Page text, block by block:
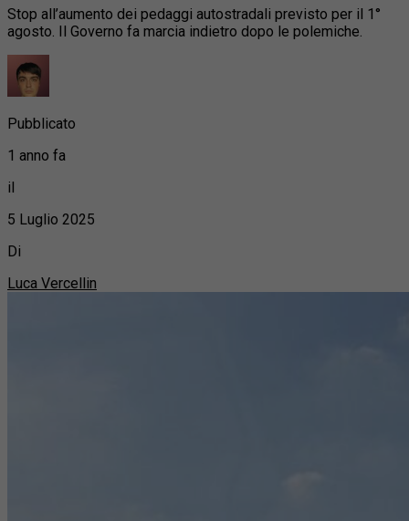
Stop all’aumento dei pedaggi autostradali previsto per il 1°
agosto. Il Governo fa marcia indietro dopo le polemiche.
Pubblicato
1 anno fa
il
5 Luglio 2025
Di
Luca Vercellin